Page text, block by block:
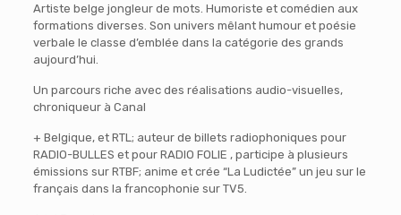
Artiste belge jongleur de mots. Humoriste et comédien aux
formations diverses. Son univers mêlant humour et poésie
verbale le classe d’emblée dans la catégorie des grands
aujourd’hui.
Un parcours riche avec des réalisations audio-visuelles,
chroniqueur à Canal
+ Belgique, et RTL; auteur de billets radiophoniques pour
RADIO-BULLES et pour RADIO FOLIE , participe à plusieurs
émissions sur RTBF; anime et crée “La Ludictée” un jeu sur le
français dans la francophonie sur TV5.